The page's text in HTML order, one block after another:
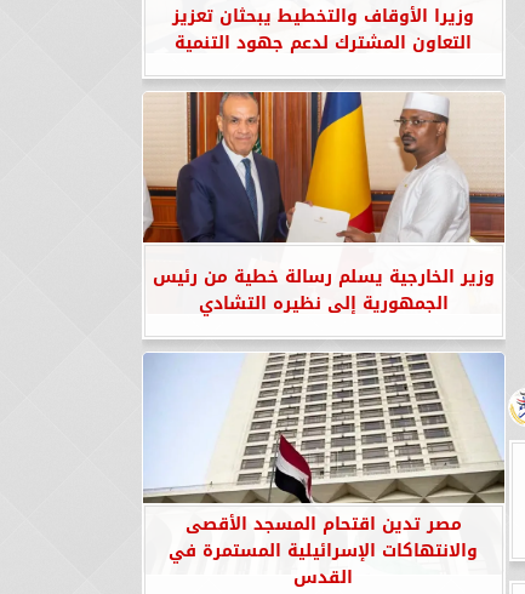
وزيرا الأوقاف والتخطيط يبحثان تعزيز
التعاون المشترك لدعم جهود التنمية
وزير الخارجية يسلم رسالة خطية من رئيس
الجمهورية إلى نظيره التشادي
مصر تدين اقتحام المسجد الأقصى
والانتهاكات الإسرائيلية المستمرة في
القدس